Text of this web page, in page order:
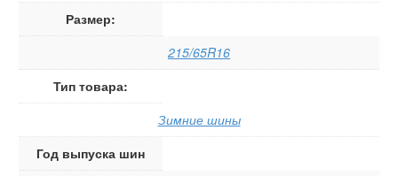
Размер:
215/65R16
Тип товара:
Зимние шины
Год выпуска шин